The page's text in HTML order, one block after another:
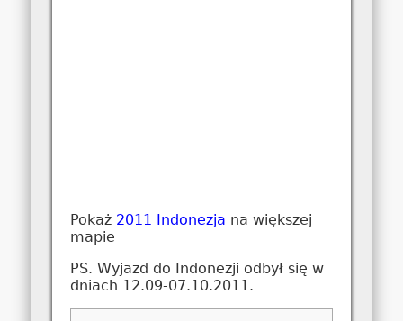
Pokaż 2011 Indonezja na większej
mapie
PS. Wyjazd do Indonezji odbył się w
dniach 12.09-07.10.2011.